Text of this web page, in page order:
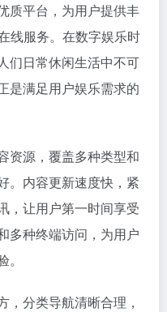
质平台，为用户提供丰
线服务。在数字娱乐时
们日常休闲生活中不可
是满足用户娱乐需求的
资源，覆盖多种类型和
。内容更新速度快，紧
，让用户第一时间享受
多种终端访问，为用户
，分类导航清晰合理，